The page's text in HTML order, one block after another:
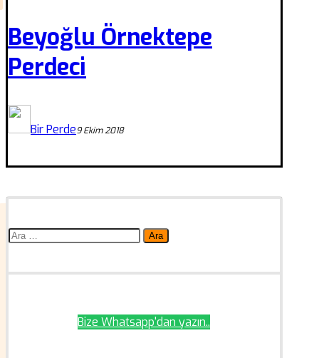
Beyoğlu Örnektepe
Perdeci
Bir Perde9 Ekim 2018
Arama:
Bize Whatsapp'dan yazın..